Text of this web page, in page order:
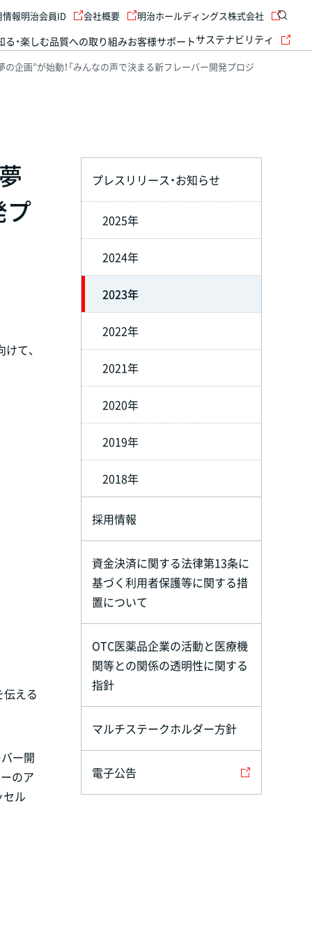
る・楽しむ品質への取り組みお客様サポートサステナビリティ
情報明治会員ID 会社概要 明治ホールディングス株式会社
企画”が始動！「みんなの声で決まる新フレーバー開発プロジ
プ
て、
伝える
ー開
のア
セル
プレスリリース・お知らせ
2025年
2024年
2023年
2022年
2021年
2020年
2019年
2018年
採用情報
資金決済に関する法律第13条に
基づく利用者保護等に関する措
置について
OTC医薬品企業の活動と医療機
関等との関係の透明性に関する
指針
マルチステークホルダー方針
電子公告